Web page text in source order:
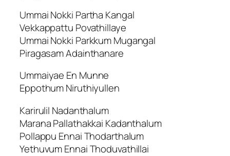
Ummai Nokki Partha Kangal
Vekkappattu Povathillaye
Ummai Nokki Parkkum Mugangal
Piragasam Adainthanare
Ummaiyae En Munne
Eppothum Niruthiyullen
Karirulil Nadanthalum
Marana Pallathakkai Kadanthalum
Pollappu Ennai Thodarthalum
Yethuvum Ennai Thoduvathillai